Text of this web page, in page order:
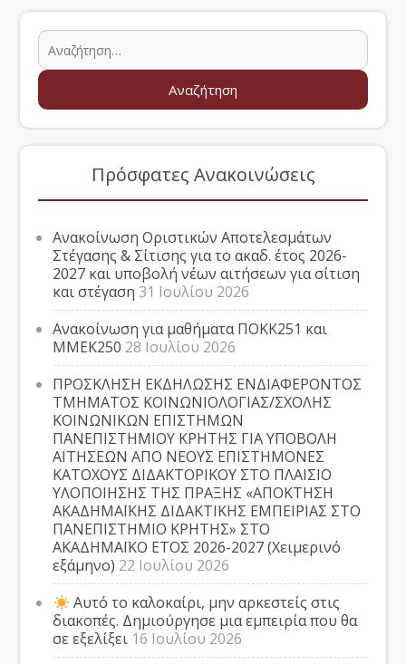
Πρόσφατες Ανακοινώσεις
Ανακοίνωση Οριστικών Αποτελεσμάτων
Στέγασης & Σίτισης για το ακαδ. έτος 2026-
2027 και υποβολή νέων αιτήσεων για σίτιση
και στέγαση 31 Ιουλίου 2026
Ανακοίνωση για μαθήματα ΠΟΚΚ251 και
ΜΜΕΚ250 28 Ιουλίου 2026
ΠΡΟΣΚΛΗΣΗ ΕΚΔΗΛΩΣΗΣ ΕΝΔΙΑΦΕΡΟΝΤΟΣ
ΤΜΗΜΑΤΟΣ ΚΟΙΝΩΝΙΟΛΟΓΙΑΣ/ΣΧΟΛΗΣ
ΚΟΙΝΩΝΙΚΩΝ ΕΠΙΣΤΗΜΩΝ
ΠΑΝΕΠΙΣΤΗΜΙΟΥ ΚΡΗΤΗΣ ΓΙΑ ΥΠΟΒΟΛΗ
ΑΙΤΗΣΕΩΝ ΑΠΟ ΝΕΟΥΣ ΕΠΙΣΤΗΜΟΝΕΣ
ΚΑΤΟΧΟΥΣ ΔΙΔΑΚΤΟΡΙΚΟΥ ΣΤΟ ΠΛΑΙΣΙΟ
ΥΛΟΠΟΙΗΣΗΣ ΤΗΣ ΠΡΑΞΗΣ «ΑΠΟΚΤΗΣΗ
ΑΚΑΔΗΜΑΪΚΗΣ ΔΙΔΑΚΤΙΚΗΣ ΕΜΠΕΙΡΙΑΣ ΣΤΟ
ΠΑΝΕΠΙΣΤΗΜΙΟ ΚΡΗΤΗΣ» ΣΤΟ
ΑΚΑΔΗΜΑΪΚΟ ΕΤΟΣ 2026-2027 (Χειμερινό
εξάμηνο) 22 Ιουλίου 2026
Αυτό το καλοκαίρι, μην αρκεστείς στις
διακοπές. Δημιούργησε μια εμπειρία που θα
σε εξελίξει 16 Ιουλίου 2026